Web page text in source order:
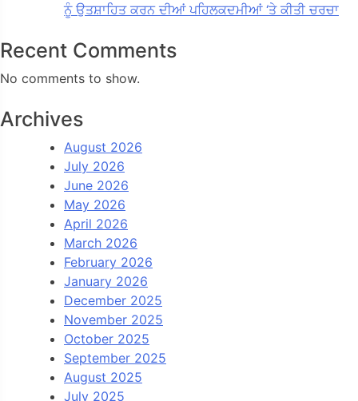
ਨੂੰ ਉਤਸ਼ਾਹਿਤ ਕਰਨ ਦੀਆਂ ਪਹਿਲਕਦਮੀਆਂ ‘ਤੇ ਕੀਤੀ ਚਰਚਾ
Recent Comments
No comments to show.
Archives
August 2026
July 2026
June 2026
May 2026
April 2026
March 2026
February 2026
January 2026
December 2025
November 2025
October 2025
September 2025
August 2025
July 2025